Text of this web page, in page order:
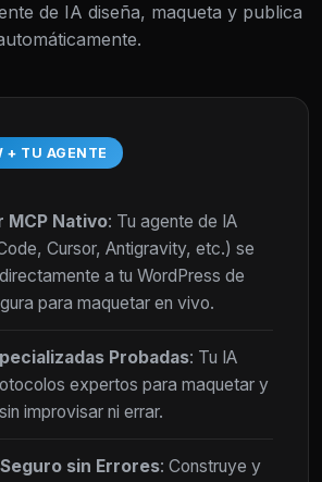
de IA diseña, maqueta y publica
+ TU AGENTE
MCP Nativo: Tu agente de IA
Cursor, Antigravity, etc.) se
a tu WordPress de
para maquetar en vivo.
Probadas: Tu IA
expertos para maquetar y
improvisar ni errar.
sin Errores: Construye y